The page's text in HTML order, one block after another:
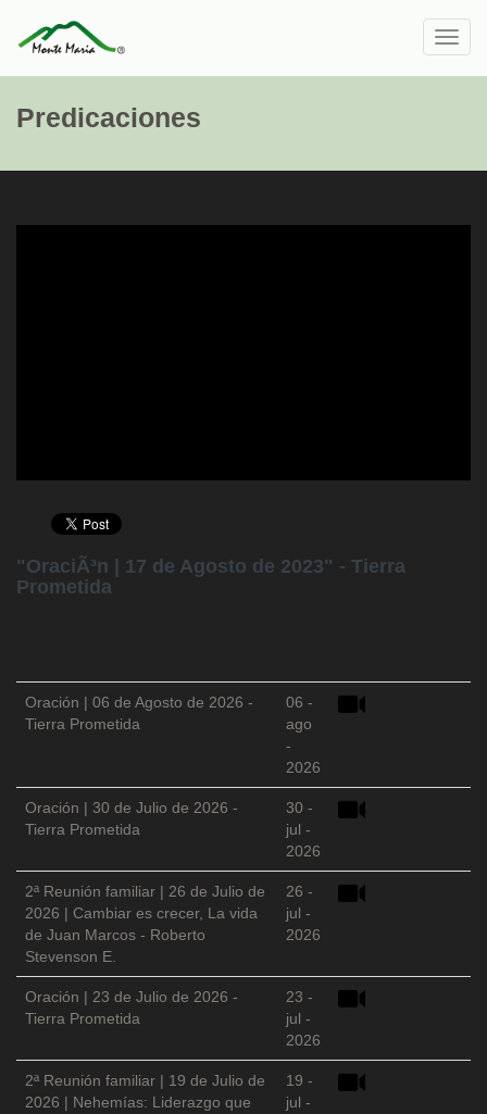
Predicaciones
"OraciÃ³n | 17 de Agosto de 2023" - Tierra
Prometida
Oración | 06 de Agosto de 2026 -
Tierra Prometida
06 -
ago
-
2026
Oración | 30 de Julio de 2026 -
Tierra Prometida
30 -
jul -
2026
2ª Reunión familiar | 26 de Julio de
2026 | Cambiar es crecer, La vida
de Juan Marcos - Roberto
Stevenson E.
26 -
jul -
2026
Oración | 23 de Julio de 2026 -
Tierra Prometida
23 -
jul -
2026
2ª Reunión familiar | 19 de Julio de
2026 | Nehemías: Liderazgo que
19 -
jul -